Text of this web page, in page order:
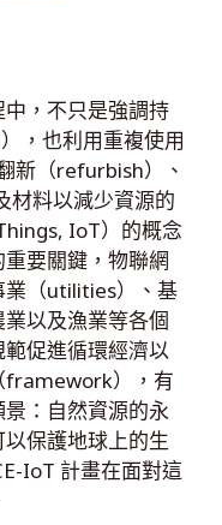
，不只是強調持
，也利用重複使用
新（refurbish）、
材料以減少資源的
IoT）的概念
要關鍵，物聯網
業（utilities）、基
以及漁業等各個
促進循環經濟以
framework），有
：自然資源的永
保護地球上的生
IoT 計畫在面對這